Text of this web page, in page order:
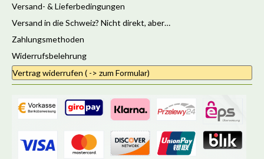
Versand- & Lieferbedingungen
Versand in die Schweiz? Nicht direkt, aber…
Zahlungsmethoden
Widerrufsbelehrung
Vertrag widerrufen ( -> zum Formular)